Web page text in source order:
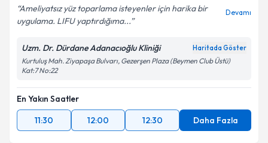
Ameliyatsız yüz toparlama isteyenler için harika bir
uygulama. LIFU yaptırdığıma...
Devamı
Uzm. Dr. Dürdane Adanacıoğlu Kliniği Haritada Göster
Kurtuluş Mah. Ziyapaşa Bulvarı, Gezerşen Plaza (Beymen Club Üstü)
Kat:7 No:22
En Yakın Saatler
11:30
12:00 12:30 Daha Fazla